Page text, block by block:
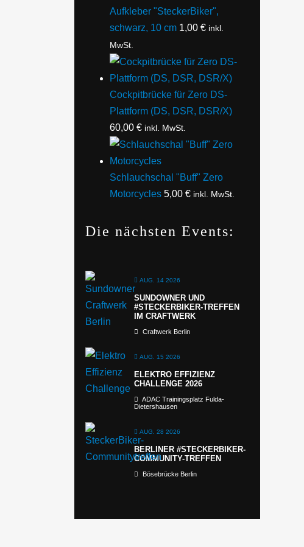
Aufkleber "SteckerBiker",
schwarz, 10 cm 1,00€ inkl.
MwSt.
Cockpitbrücke für Zero DS-
Plattform (DS, DSR, DSR/X)
60,00€ inkl. MwSt.
Schlauchschal "Buff" Zero
Motorcycles 5,00€ inkl. MwSt.
Die nächsten Events:
AUG. 14 2026
SUNDOWNER UND
#STECKERBIKER-TREFFEN
IM CRAFTWERK
Craftwerk Berlin
AUG. 15 2026
ELEKTRO EFFIZIENZ
CHALLENGE 2026
ADAC Trainingsplatz Fulda-
Dietershausen
AUG. 28 2026
BERLINER #STECKERBIKER-
COMMUNITY-TREFFEN
Bösebrücke Berlin